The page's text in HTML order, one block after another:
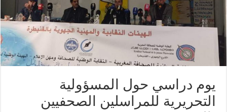
يوم دراسي حول المسؤولية
التحريرية للمراسلين الصحفيين